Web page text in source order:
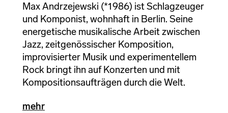
Max Andrzejewski (*1986) ist Schlagzeuger
und Komponist, wohnhaft in Berlin. Seine
energetische musikalische Arbeit zwischen
Jazz, zeitgenössischer Komposition,
improvisierter Musik und experimentellem
Rock bringt ihn auf Konzerten und mit
Kompositionsaufträgen durch die Welt.
mehr